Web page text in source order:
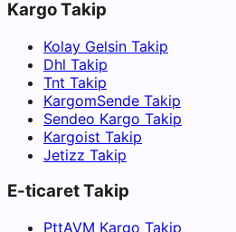
Kargo Takip
Kolay Gelsin Takip
Dhl Takip
Tnt Takip
KargomSende Takip
Sendeo Kargo Takip
Kargoist Takip
Jetizz Takip
E-ticaret Takip
PttAVM Kargo Takip